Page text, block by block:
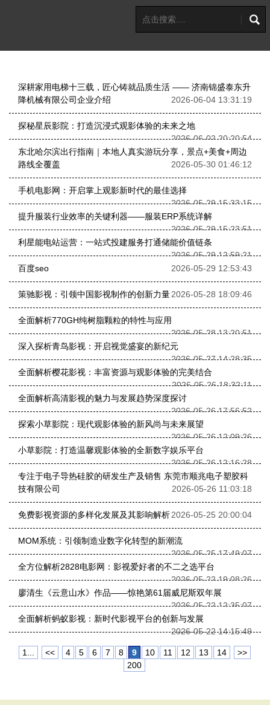
深耕家用电梯十三载，匠心铸就品质生活 —— 济南锦盛泰东升
降机械有限公司企业介绍
2026-06-04 13:31:19
探秘星辰影院：打造沉浸式观影体验的未来之地
2026-06-02 20:20:54
东北哈尔滨出行指南｜本地人真实游玩分享，景点+美食+周边
路线全覆盖
2026-05-30 01:46:12
手机电影网：开启掌上观影新时代的最佳选择
2026-05-29 15:33:15
提升服装行业效率的关键利器——服装ERP系统详解
2026-05-29 15:23:51
利星能电站运营：一站式投建服务打通储能价值链条
2026-05-29 12:59:21
百度seo
2026-05-29 12:53:43
策驰影视：引领中国影视制作的创新力量2026-05-28 18:09:46
全面解析770GH纯树脂颗粒的特性与应用
2026-05-28 13:20:51
深入探析青鸟影视：开启视觉盛宴的新纪元
2026-05-27 14:28:35
全面解析樱花影视：丰富资源与观影体验的完美结合
2026-05-26 18:32:11
全面解析高清影视的魅力与发展趋势深度探讨
2026-05-26 17:56:52
探索小草影院：现代观影体验的新风尚与未来展望
2026-05-26 12:09:26
小草影院：打造温馨观影体验的全新数字娱乐平台
2026-05-26 12:16:28
专注于电子导热硅胶的研发生产及销售 东莞市顺兆电子塑胶科
技有限公司
2026-05-26 11:03:18
免费影视资源的多样化发展及其影响解析2026-05-25 20:00:04
MOM系统：引领制造业数字化转型的新潮流
2026-05-25 17:49:07
全方位解析2828电影网：影视爱好者的不二之选平台
2026-05-22 19:08:26
廖清生《云意山水》作品——惊艳第61届威尼斯双年展
2026-05-22 12:35:07
全面解析蚂蚁影视：新时代影视平台的创新与发展
2026-05-22 14:15:49
1... << 4 5 6 7 8 9 10 11 12 13 14
>>
200